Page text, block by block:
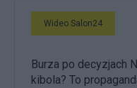
Wideo Salon24
Burza po decyzjach
kibola? To